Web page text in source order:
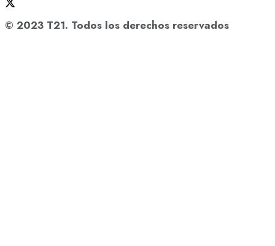
© 2023 T21. Todos los derechos reservados